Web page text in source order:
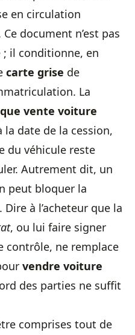
en circulation
document n’est pas
il conditionne, en
carte grise de
La
vente voiture
la date de la cession,
du véhicule reste
Autrement dit, un
peut bloquer la
à l’acheteur que la
, ou lui faire signer
contrôle, ne remplace
vendre voiture
des parties ne suffit
comprises tout de